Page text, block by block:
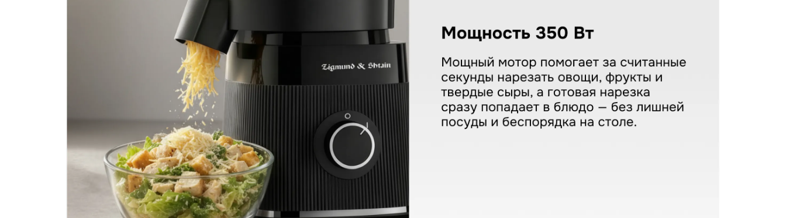
КУПИТЬ В ОДИН КЛИК
Заполните короткую форму —
и мы оформим заказ за вас.
Ваше имя
Мультирезка Zigmund & Shtain SM-25
Поделитесь впечатлениями